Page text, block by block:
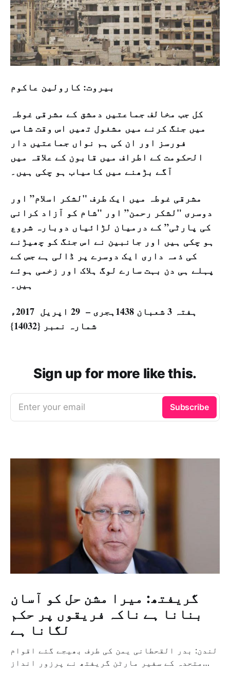
بیروت: کارولین عاکوم
کل جب مخالف جماعتیں دمشق کے مشرقی غوطہ
میں جنگ کرنے میں مشغول تھیں اس وقت شامی
فورسز اور ان کی ہم نواں جماعتیں دار
الحکومت کے اطراف میں قابون کے علاقہ میں
آگے بڑھنے میں کامیاب ہو چکی ہیں۔
مشرقی غوطہ میں ایک طرف "لشکر اسلام” اور
دوسری "لشکر رحمن” اور "شام کو آزاد کرانی
کی پارٹی” کے درمیان لڑائیاں دوبارہ شروع
ہو چکی ہیں اور جانبین نے اس جنگ کو چھیڑنے
کی ذمہ داری ایک دوسرے پر ڈالی ہے جس کے
پہلے ہی دن بہت سارے لوگ ہلاک اور زخمی ہوئے
ہیں۔
ہفتہ 3 شعبان 1438ہجری – 29 اپریل 2017ء
شمارہ نمبر {14032}
Sign up for more like this.
Enter your email Subscribe
گریفتھ: میرا مشن حل کو آسان
بنانا ہے ناکہ فریقوں پر حکم
لگانا ہے
لندن: بدر القحطانی یمن کی طرف بھیجے گئے اقوام
متحدہ کے سفیر مارٹن گریفتھ نے پرزور انداز